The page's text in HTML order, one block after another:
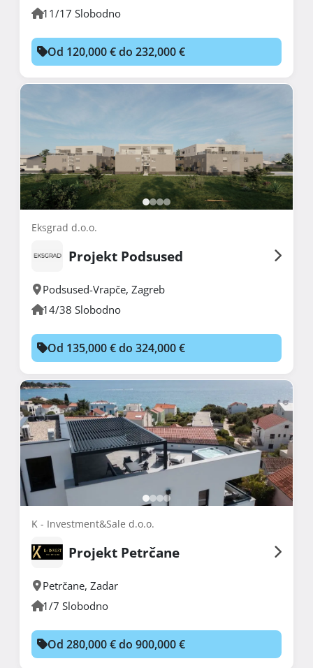
11/17 Slobodno
Od 120,000 € do 232,000 €
Eksgrad d.o.o.
Projekt Podsused
Podsused-Vrapče, Zagreb
14/38 Slobodno
Od 135,000 € do 324,000 €
K - Investment&Sale d.o.o.
Projekt Petrčane
Petrčane, Zadar
1/7 Slobodno
Od 280,000 € do 900,000 €